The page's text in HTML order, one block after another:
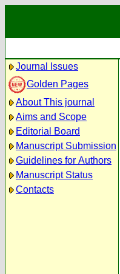
Journal Issues
Golden Pages
About This journal
Aims and Scope
Editorial Board
Manuscript Submission
Guidelines for Authors
Manuscript Status
Contacts